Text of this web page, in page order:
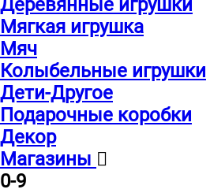
Деревянные игрушки
Мягкая игрушка
Мяч
Колыбельные игрушки
Дети-Другое
Подарочные коробки
Декор
Магазины
0-9